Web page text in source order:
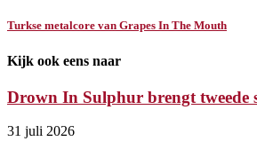
Turkse metalcore van Grapes In The Mouth
Kijk ook eens naar
Drown In Sulphur brengt tweede
31 juli 2026